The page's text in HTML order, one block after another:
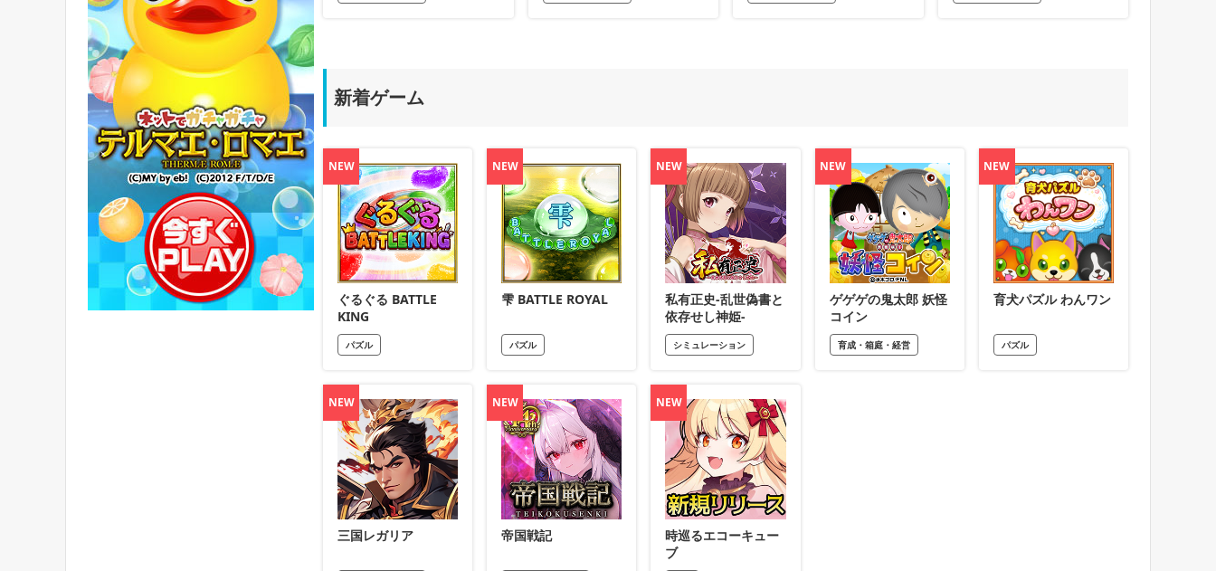
新着ゲーム
NEW
ぐるぐる BATTLE
KING
パズル
NEW
雫 BATTLE ROYAL
パズル
NEW
私有正史-乱世偽書と
依存せし神姫-
シミュレーション
NEW
ゲゲゲの鬼太郎 妖怪
コイン
育成・箱庭・経営
NEW
育犬パズル わんワン
パズル
NEW
三国レガリア
NEW
帝国戦記
NEW
時巡るエコーキュー
ブ